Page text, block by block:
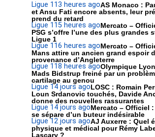
Ligue 1 13 heures agoAS Monaco :
et Ansu Fati encore absents, leur
prend du retard
Ligue 1 15 heures agoMercato –
PSG s’offre l’une des plus grandes
Ligue 1
Ligue 1 16 heures agoMercato –
Mans attire un ancien grand espoir
provenance d’Angleterre
Ligue 1 18 heures agoOlympique
Mads Bidstrup freiné par un
cartilage au genou
Ligue 14 jours agoLOSC : Romain
Loun Srdanovic touchés, Davide
donne des nouvelles rassurantes
Ligue 1 4 jours agoMercato – Officiel :
se sépare d’un buteur indésirable
Ligue 12 jours agoAJ Auxerre : Quel
physique et médical pour Rémy
Lascary ?